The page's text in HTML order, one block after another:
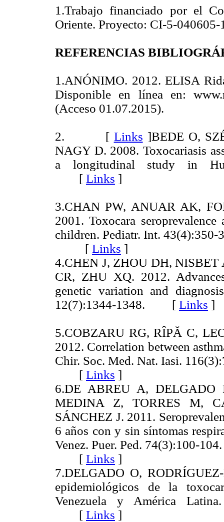
1.Trabajo financiado por el
Oriente. Proyecto: CI-5-040605-
REFERENCIAS
1.ANÓNIMO. 2012. ELISA
Disponible en línea en:
(Acceso 01.07.2015).
2. [ Links ]BEDE O,
NAGY D. 2008. Toxocariasis
a longitudinal study in
[ Links ]
3.CHAN PW, ANUAR AK,
2001. Toxocara
children. Pediatr. Int. 43(4):350-
[ Links ]
4.CHEN J, ZHOU DH,
CR, ZHU XQ. 2012.
genetic variation and
12(7):1344-1348. [ Links ]
5.COBZARU RG, RÎPĂ C,
2012. Correlation between
Chir. Soc. Med. Nat. Iasi.
[ Links ]
6.DE ABREU A,
MEDINA Z, TORRES M,
SÁNCHEZ J. 2011.
6 años con y sin síntomas
Venez. Puer. Ped. 74(3):100-
[ Links ]
7.DELGADO O,
epidemiológicos de la
Venezuela y América
[ Links ]